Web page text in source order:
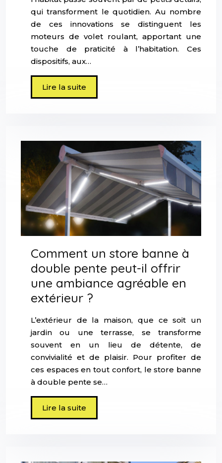
qui transforment le quotidien. Au nombre
de ces innovations se distinguent les
moteurs de volet roulant, apportant une
touche de praticité à l’habitation. Ces
dispositifs, aux…
Lire la suite
Comment un store banne à
double pente peut-il offrir
une ambiance agréable en
extérieur ?
L’extérieur de la maison, que ce soit un
jardin ou une terrasse, se transforme
souvent en un lieu de détente, de
convivialité et de plaisir. Pour profiter de
ces espaces en tout confort, le store banne
à double pente se…
Lire la suite